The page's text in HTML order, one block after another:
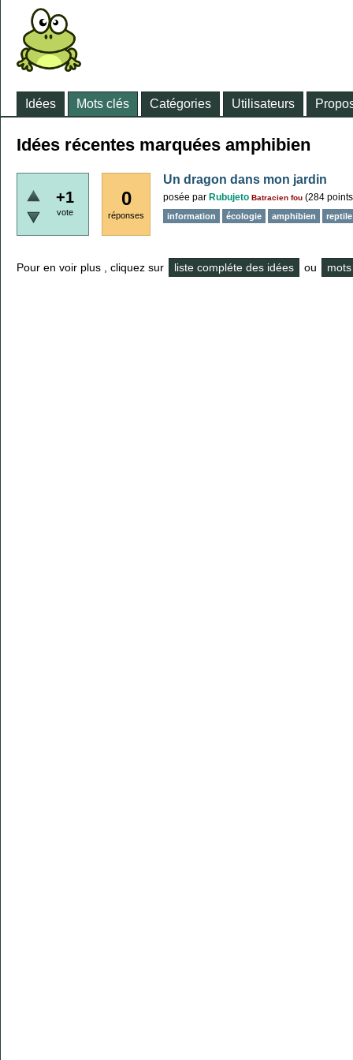
Idées Mots clés Catégories Utilisateurs
Idées récentes marquées amphibien
+1
vote
0
réponses
Un dragon dans mon jardin
posée par Rubujeto Batracien fou (284
information écologie amphibien reptile
Pour en voir plus , cliquez sur liste compléte des idées ou